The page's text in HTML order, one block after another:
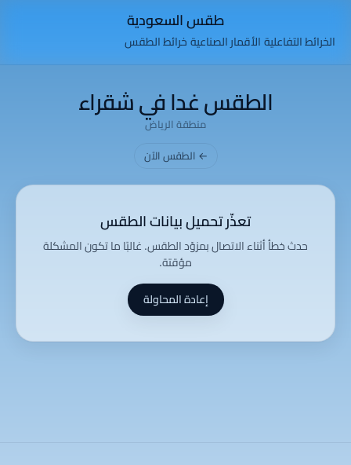
طقس السعودية
الخرائط التفاعليةالأقمار الصناعيةخرائط الطقس
الطقس غدا في شقراء
منطقة الرياض
← الطقس الآن
تعذّر تحميل بيانات الطقس
حدث خطأ أثناء الاتصال بمزوّد الطقس. غالبًا ما تكون المشكلة
مؤقتة.
إعادة المحاولة